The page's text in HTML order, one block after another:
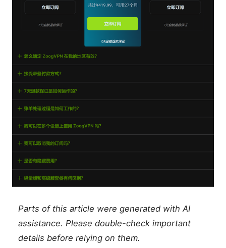
Parts of this article were generated with AI
assistance. Please double-check important
details before relying on them.